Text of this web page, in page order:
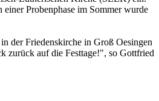
Probenphase im Sommer wurde
der Friedenskirche in Groß Oesingen
zurück auf die Festtage!", so Gottfried